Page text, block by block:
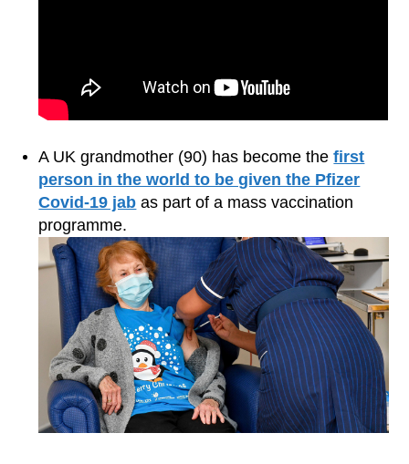
A UK grandmother (90) has become thefirst
person in the world to be given the Pfizer
Covid-19 jab as part of a mass vaccination
programme.